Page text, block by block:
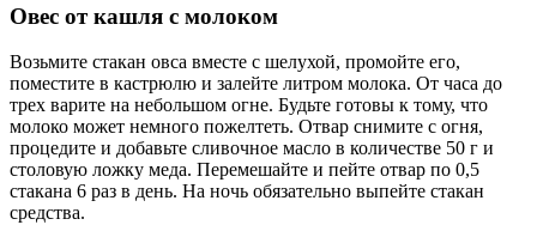
Овес от кашля с молоком
Возьмите стакан овса вместе с шелухой, промойте его,
поместите в кастрюлю и залейте литром молока. От часа до
трех варите на небольшом огне. Будьте готовы к тому, что
молоко может немного пожелтеть. Отвар снимите с огня,
процедите и добавьте сливочное масло в количестве 50 г и
столовую ложку меда. Перемешайте и пейте отвар по 0,5
стакана 6 раз в день. На ночь обязательно выпейте стакан
средства.